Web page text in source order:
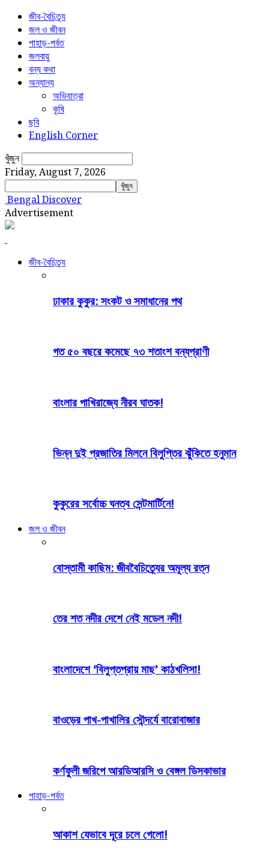
জীব-বৈচিত্র্য
জল ও জীবন
পাহাড়-পর্বত
জলবায়ু
বন্য কথা
অন্যান্য
অভিযাত্রা
কৃষি
ছবি
English Corner
খুঁজুন
Friday, August 7, 2026
Bengal Discover
Advertisement
জীব-বৈচিত্র্য
ঢাকার কুকুর: সংকট ও সমাধানের পথ
গত ৫০ বছরে কমেছে ৭৩ শতাংশ বন্যপ্রাণী
বাংলার পাখিরাজ্যে নীরব ঘাতক!
ভিন্ন দুই প্রজাতির মিলনে বিলুপ্তির ঝুঁকিতে হনুমান
কুকুরের সর্বোচ্চ ঘনত্ব সেন্টমার্টিনে!
জল ও জীবন
বোস্তামী কাছিম: জীববৈচিত্র্যের অমূল্য রত্ন
তের শত নদীর দেশে নেই মডেল নদী!
বাংলাদেশে ‘বিলুপ্তপ্রায় মাছ’ কাঠখলিসা!
বাওড়ের পাখ-পাখালির সৌন্দর্যে বারোবাজার
কর্ণফুলী জরিপে আরডিআরসি ও বেঙ্গল ডিসকাভার
পাহাড়-পর্বত
আকাশ যেভাবে দূরে চলে গেলো!